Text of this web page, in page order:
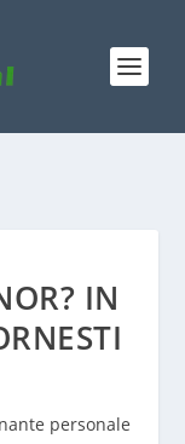
IN
personale